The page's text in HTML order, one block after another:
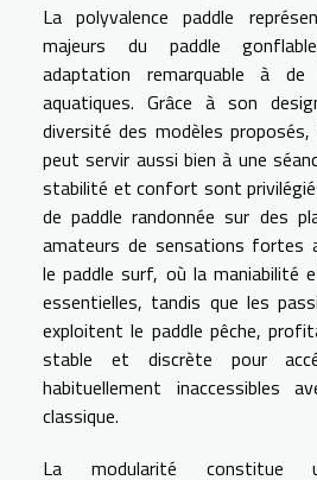
La polyvalence paddle
majeurs du paddle
adaptation remarquable à de
aquatiques. Grâce à son
diversité des modèles
peut servir aussi bien à une
stabilité et confort sont
de paddle randonnée sur des
amateurs de sensations fortes
le paddle surf, où la maniabilité
essentielles, tandis que les
exploitent le paddle pêche,
stable et discrète pour
habituellement inaccessibles
classique.
La modularité constitue